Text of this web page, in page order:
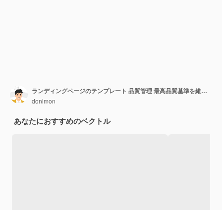
ランディングページのテンプレート 品質管理 最高品質基準を維持する
donimon
あなたにおすすめのベクトル